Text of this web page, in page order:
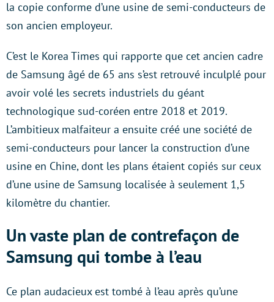
la copie conforme d’une usine de semi-conducteurs de
son ancien employeur.
C’est le Korea Times qui rapporte que cet ancien cadre
de Samsung âgé de 65 ans s’est retrouvé inculplé pour
avoir volé les secrets industriels du géant
technologique sud-coréen entre 2018 et 2019.
L’ambitieux malfaiteur a ensuite créé une société de
semi-conducteurs pour lancer la construction d’une
usine en Chine, dont les plans étaient copiés sur ceux
d’une usine de Samsung localisée à seulement 1,5
kilomètre du chantier.
Un vaste plan de contrefaçon de
Samsung qui tombe à l’eau
Ce plan audacieux est tombé à l’eau après qu’une